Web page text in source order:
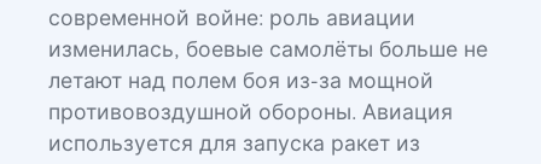
современной войне: роль авиации
изменилась, боевые самолёты больше не
летают над полем боя из-за мощной
противовоздушной обороны. Авиация
используется для запуска ракет из